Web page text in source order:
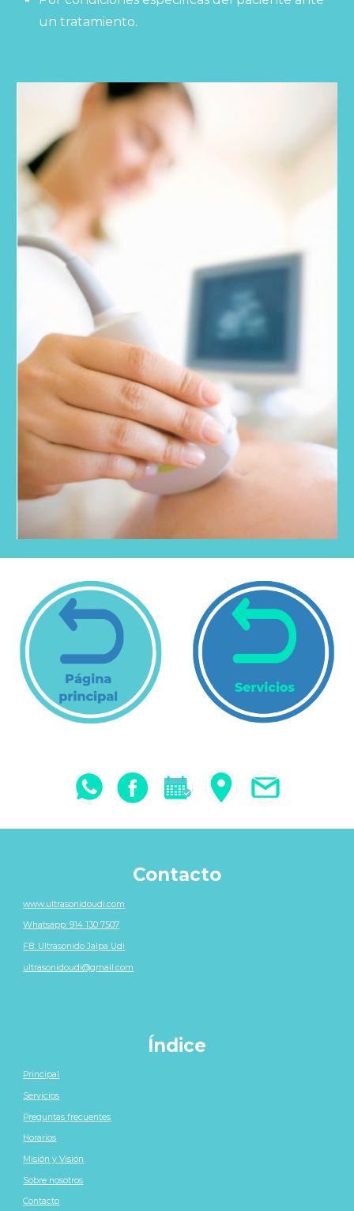
un tratamiento.
Contacto
www.ultrasonidoudi.com
Whatsapp: 914 130 7507
FB: Ultrasonido Jalpa Udi
ultrasonidoudi@gmail.com
Índice
Principal
Servicios
Preguntas frecuentes
Horarios
Misión y Visión
Sobre nosotros
Contacto